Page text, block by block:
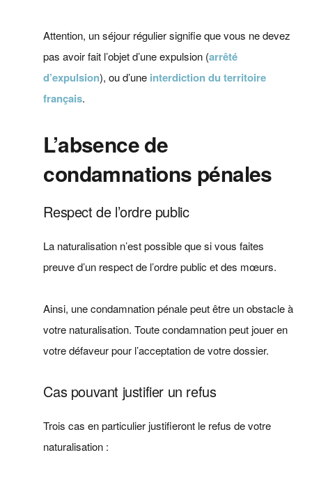
Attention, un séjour régulier signifie que vous ne devez
pas avoir fait l’objet d’une expulsion (arrêté
d’expulsion), ou d’une interdiction du territoire
français.
L’absence de
condamnations pénales
Respect de l’ordre public
La naturalisation n’est possible que si vous faites
preuve d’un respect de l’ordre public et des mœurs.
Ainsi, une condamnation pénale peut être un obstacle à
votre naturalisation. Toute condamnation peut jouer en
votre défaveur pour l’acceptation de votre dossier.
Cas pouvant justifier un refus
Trois cas en particulier justifieront le refus de votre
naturalisation :